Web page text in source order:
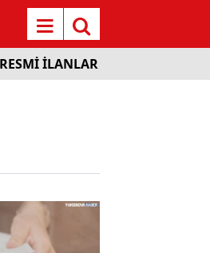
RESMİ İLANLAR